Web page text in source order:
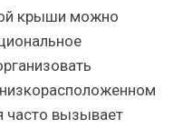
крыши можно
часто вызывает